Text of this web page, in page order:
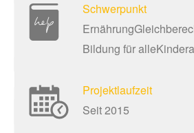
Schwerpunkt
Bildung für
Projektlaufzeit
Seit 2015